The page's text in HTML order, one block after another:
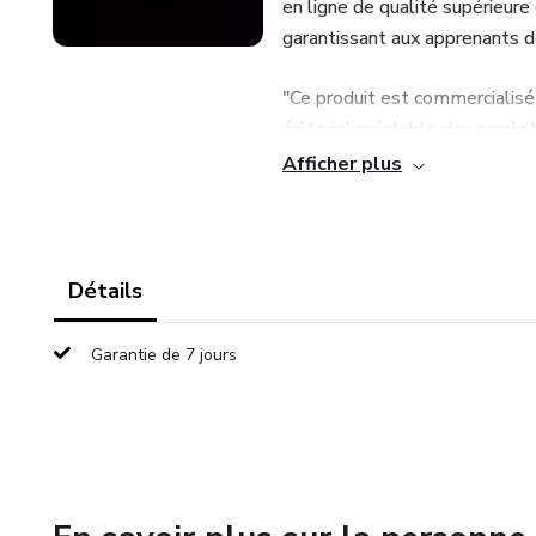
en ligne de qualité
garantissant aux apprenants
"Ce produit est
éditorial préalable des
les produisent. L'existence
Afficher plus
Détails
Garantie de 7 jours